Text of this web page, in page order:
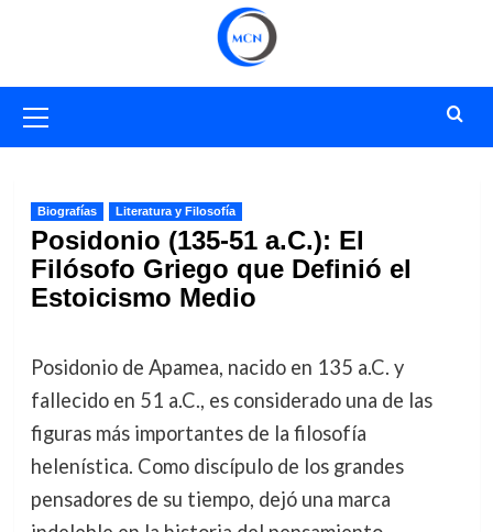
primario
Biografías Literatura y Filosofía
Posidonio (135-51 a.C.): El
Filósofo Griego que Definió el
Estoicismo Medio
Posidonio de Apamea, nacido en 135 a.C. y
fallecido en 51 a.C., es considerado una de las
figuras más importantes de la filosofía
helenística. Como discípulo de los grandes
pensadores de su tiempo, dejó una marca